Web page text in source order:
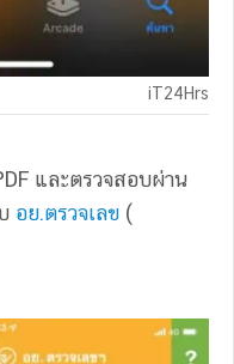
iT24Hrs
และตรวจสอบผ่าน
อย.ตรวจเลข (